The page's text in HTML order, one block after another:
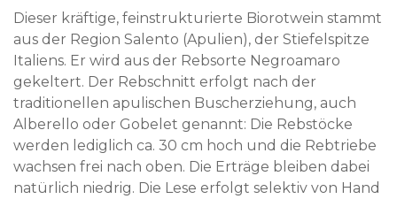
Dieser kräftige, feinstrukturierte Biorotwein stammt
aus der Region Salento (Apulien), der Stiefelspitze
Italiens. Er wird aus der Rebsorte Negroamaro
gekeltert. Der Rebschnitt erfolgt nach der
traditionellen apulischen Buscherziehung, auch
Alberello oder Gobelet genannt: Die Rebstöcke
werden lediglich ca. 30 cm hoch und die Rebtriebe
wachsen frei nach oben. Die Erträge bleiben dabei
natürlich niedrig. Die Lese erfolgt selektiv von Hand